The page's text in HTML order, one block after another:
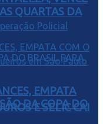
E SELIC CAI
QUARTAS DA
EMPATA
DA COPA DO